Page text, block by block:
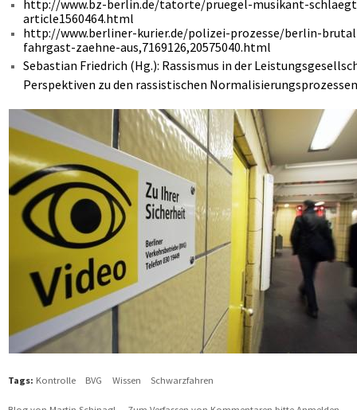
http://www.bz-berlin.de/tatorte/pruegel-musikant-
article1560464.html
http://www.berliner-kurier.de/polizei-prozesse/berlin-
fahrgast-zaehne-aus,7169126,20575040.html
Sebastian Friedrich (Hg.): Rassismus in der
Perspektiven zu den rassistischen
Tags: Kontrolle BVG Wissen Schwarzfahren